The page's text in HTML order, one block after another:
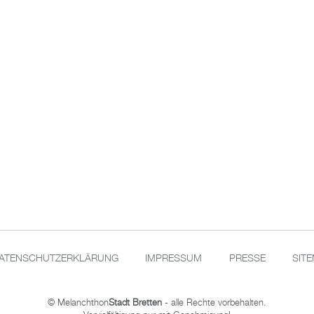
IMPRESSUM PRESSE
© MelanchthonStadt Bretten - alle Rechte vorbehalten.